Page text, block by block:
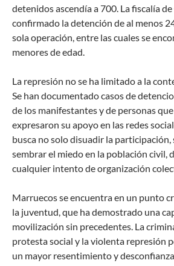
detenidos ascendía a 700. La fiscalía
confirmado la detención de al menos
sola operación, entre las cuales se
menores de edad.
La represión no se ha limitado a la
Se han documentado casos de
de los manifestantes y de personas
expresaron su apoyo en las redes
busca no solo disuadir la
sembrar el miedo en la población civil,
cualquier intento de organización
Marruecos se encuentra en un punto
la juventud, que ha demostrado una
movilización sin precedentes. La
protesta social y la violenta represión
un mayor resentimiento y